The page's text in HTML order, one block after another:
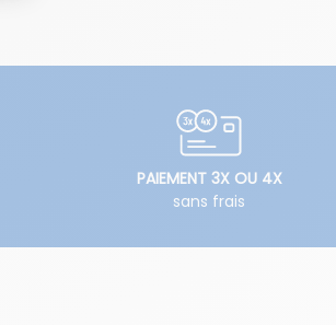
PAIEMENT 3X OU 4X
sans frais